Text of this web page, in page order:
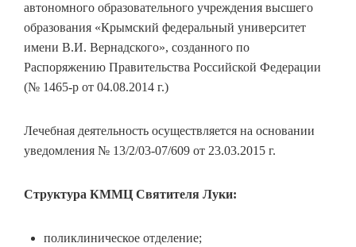
автономного образовательного учреждения высшего
образования «Крымский федеральный университет
имени В.И. Вернадского», созданного по
Распоряжению Правительства Российской Федерации
(№ 1465-р от 04.08.2014 г.)
Лечебная деятельность осуществляется на основании
уведомления № 13/2/03-07/609 от 23.03.2015 г.
Структура КММЦ Святителя Луки:
поликлиническое отделение;